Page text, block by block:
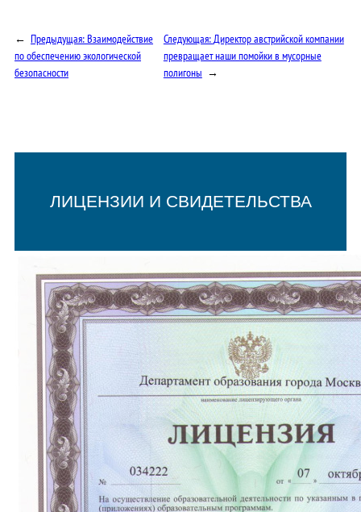
← Предыдущая:Взаимодействие
по обеспечению экологической
безопасности
Следующая:Директор австрийской компании
превращает наши помойки в мусорные
полигоны →
ЛИЦЕНЗИИ И СВИДЕТЕЛЬСТВА